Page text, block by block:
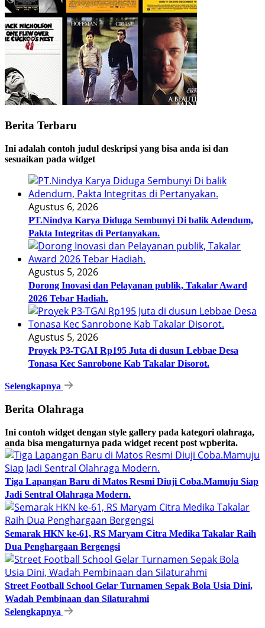
Berita Terbaru
Ini adalah contoh judul deskripsi yang bisa anda isi dan
sesuaikan pada widget
Agustus 6, 2026
PT.Nindya Karya Diduga Sembunyi Di balik Adendum,
Pakta Integritas di Pertanyakan.
Agustus 5, 2026
Dorong Inovasi dan Pelayanan publik, Takalar Award
2026 Tebar Hadiah.
Agustus 5, 2026
Proyek P3-TGAI Rp195 Juta di dusun Lebbae Desa
Tonasa Kec Sanrobone Kab Takalar Disorot.
Selengkapnya
Berita Olahraga
Ini contoh widget dengan style gallery pada kategori olahraga,
anda bisa mengaturnya pada widget recent post wpberita.
Tiga Lapangan Baru di Matos Resmi Diuji Coba.Mamuju Siap
Jadi Sentral Olahraga Modern.
Semarak HKN ke-61, RS Maryam Citra Medika Takalar Raih
Dua Penghargaan Bergengsi
Street Football School Gelar Turnamen Sepak Bola Usia Dini,
Wadah Pembinaan dan Silaturahmi
Selengkapnya